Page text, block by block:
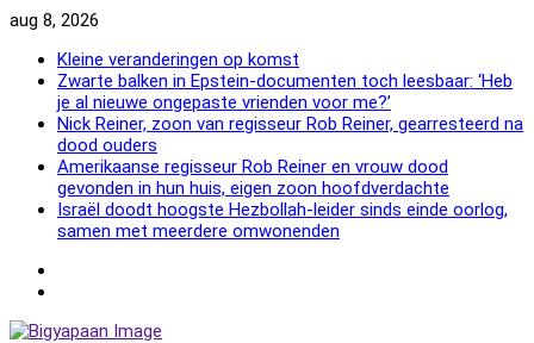
Skip
content
aug 8, 2026
Kleine veranderingen op komst
Zwarte balken in Epstein-documenten toch leesbaar: ‘Heb
je al nieuwe ongepaste vrienden voor me?’
Nick Reiner, zoon van regisseur Rob Reiner, gearresteerd na
dood ouders
Amerikaanse regisseur Rob Reiner en vrouw dood
gevonden in hun huis, eigen zoon hoofdverdachte
Israël doodt hoogste Hezbollah-leider sinds einde oorlog,
samen met meerdere omwonenden